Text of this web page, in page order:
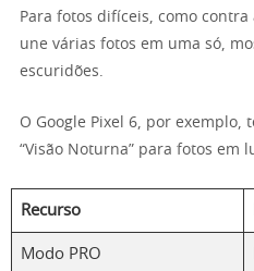
Para fotos difíceis, como contra
une várias fotos em uma só,
escuridões.
O Google Pixel 6, por exemplo,
“Visão Noturna” para fotos em
Recurso
Modo PRO